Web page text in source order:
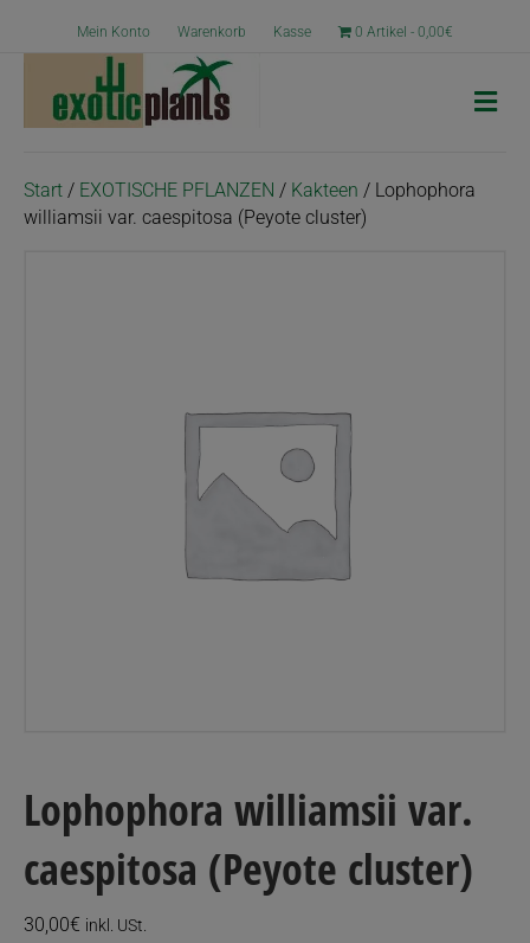
Mein Konto Warenkorb Kasse 0 Artikel 0,00€
N
a
Start / EXOTISCHE PFLANZEN / Kakteen / Lophophora
williamsii var. caespitosa (Peyote cluster)
Lophophora williamsii var.
caespitosa (Peyote cluster)
30,00€ inkl. USt.